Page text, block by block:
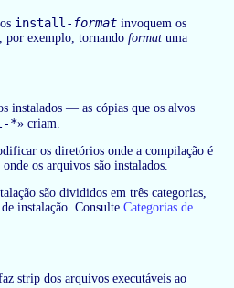
install- format invoquem os
, por exemplo, tornando format uma
instalados — as cópias que os alvos
*» criam.
os diretórios onde a compilação é
os arquivos são instalados.
são divididos em três categorias,
instalação. Consulte Categorias de
strip dos arquivos executáveis ao